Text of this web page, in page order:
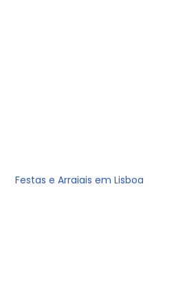
Festas e Arraiais em Lisboa